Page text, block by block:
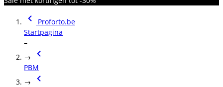
Proforto.be
Startpagina
–
→
PBM
→